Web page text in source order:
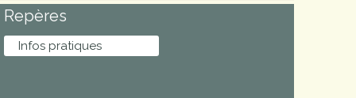
Repères
Infos pratiques